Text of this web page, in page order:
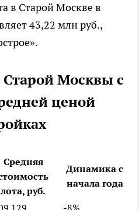
в Старой Москве в
43,22 млн руб.,
Москвы с
ценой
Средняя
лота, руб.
Динамика с
начала года